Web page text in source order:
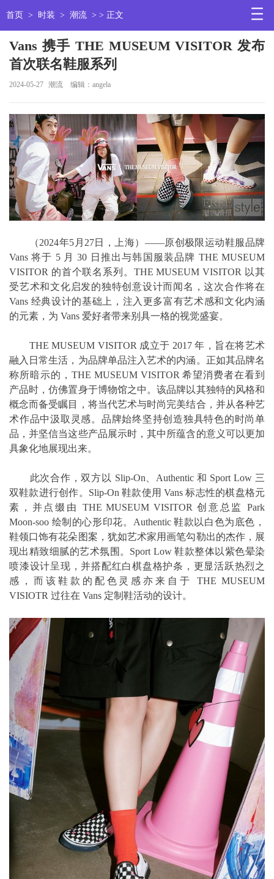
首页 > 时装 > 潮流 > > 正文
Vans 携手 THE MUSEUM VISITOR 发布
首次联名鞋服系列
2024-05-27 潮流 编辑：angela
（2024年5月27日，上海）——原创极限运动鞋服品牌
Vans 将于 5 月 30 日推出与韩国服装品牌 THE MUSEUM
VISITOR 的首个联名系列。THE MUSEUM VISITOR 以其
受艺术和文化启发的独特创意设计而闻名，这次合作将在
Vans 经典设计的基础上，注入更多富有艺术感和文化内涵
的元素，为 Vans 爱好者带来别具一格的视觉盛宴。
THE MUSEUM VISITOR 成立于 2017 年，旨在将艺术
融入日常生活，为品牌单品注入艺术的内涵。正如其品牌名
称所暗示的，THE MUSEUM VISITOR 希望消费者在看到
产品时，仿佛置身于博物馆之中。该品牌以其独特的风格和
概念而备受瞩目，将当代艺术与时尚完美结合，并从各种艺
术作品中汲取灵感。品牌始终坚持创造独具特色的时尚单
品，并坚信当这些产品展示时，其中所蕴含的意义可以更加
具象化地展现出来。
此次合作，双方以 Slip-On、Authentic 和 Sport Low 三
双鞋款进行创作。Slip-On 鞋款使用 Vans 标志性的棋盘格元
素，并点缀由 THE MUSEUM VISITOR 创意总监 Park
Moon-soo 绘制的心形印花。Authentic 鞋款以白色为底色，
鞋领口饰有花朵图案，犹如艺术家用画笔勾勒出的杰作，展
现出精致细腻的艺术氛围。Sport Low 鞋款整体以紫色晕染
喷漆设计呈现，并搭配红白棋盘格护条，更显活跃热烈之
感，而该鞋款的配色灵感亦来自于 THE MUSEUM
VISIOTR 过往在 Vans 定制鞋活动的设计。